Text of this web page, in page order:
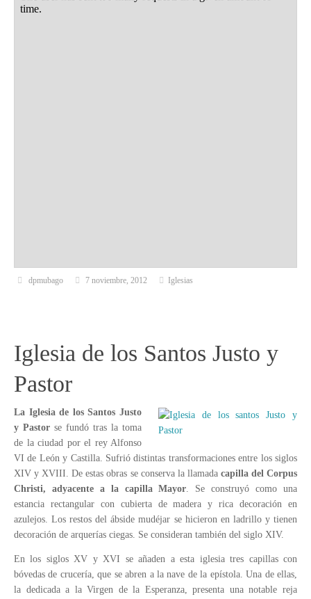
dpmubago 7 noviembre, 2012 Iglesias
Iglesia de los Santos Justo y
Pastor
La Iglesia de los Santos Justo
y Pastor se fundó tras la toma
de la ciudad por el rey Alfonso
VI de León y Castilla. Sufrió distintas transformaciones entre los siglos
XIV y XVIII. De estas obras se conserva la llamada capilla del Corpus
Christi, adyacente a la capilla Mayor . Se construyó como una
estancia rectangular con cubierta de madera y rica decoración en
azulejos. Los restos del ábside mudéjar se hicieron en ladrillo y tienen
decoración de arquerías ciegas. Se consideran también del siglo XIV.
En los siglos XV y XVI se añaden a esta iglesia tres capillas con
bóvedas de crucería, que se abren a la nave de la epístola. Una de ellas,
la dedicada a la Virgen de la Esperanza, presenta una notable reja